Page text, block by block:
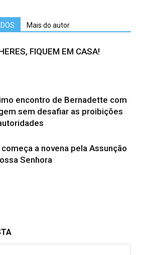
Mais do autor
FIQUEM EM CASA!
encontro de Bernadette com
sem desafiar as proibições
a novena pela Assunção
Senhora